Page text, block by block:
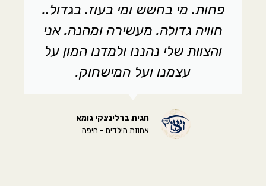
פחות. מי בחשש ומי בעוז. בגדול..
חוויה גדולה. מעשירה ומהנה. אני
והצוות שלי נהננו ולמדנו המון על
עצמנו ועל המישחוק.​
חגית ברלינצקי גומא
אחוזת הילדים - חיפה